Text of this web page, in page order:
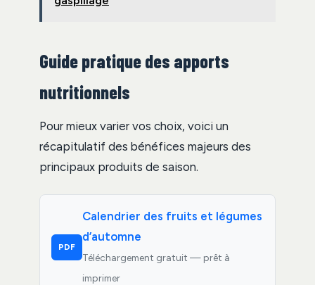
Guide pratique des apports
nutritionnels
Pour mieux varier vos choix, voici un
récapitulatif des bénéfices majeurs des
principaux produits de saison.
PDF
Calendrier des fruits et légumes
d’automne
Téléchargement gratuit — prêt à
imprimer